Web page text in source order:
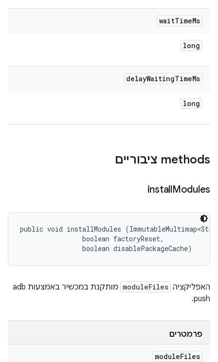
waitTimeMs
long
delayWaitingTimeMs
long
‫methods ציבוריים
installModules
public void installModules
                boolean factoryReset,
                boolean disablePackageCache)
האפליקציה moduleFiles
מותקנת במכשיר באמצעות adb
push.
פרמטרים
moduleFiles